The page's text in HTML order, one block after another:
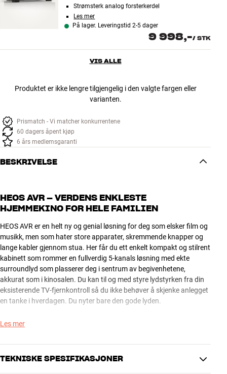
Strømsterk analog forsterkerdel
Les mer
På lager. Leveringstid 2-5 dager
9 998,-/ STK
VIS ALLE
Produktet er ikke lengre tilgjengelig i den valgte fargen eller
varianten.
Prismatch - Vi matcher konkurrentene
60 dagers åpent kjøp
6 års medlemsgaranti
BESKRIVELSE
HEOS AVR – VERDENS ENKLESTE
HJEMMEKINO FOR HELE FAMILIEN
HEOS AVR er en helt ny og genial løsning for deg som elsker film og
musikk, men som hater store apparater, skremmende knapper og
lange kabler gjennom stua. Her får du ett enkelt kompakt og stilrent
kabinett som rommer en fullverdig 5-kanals løsning med ekte
surroundlyd som plasserer deg i sentrum av begivenhetene,
akkurat som i kinosalen. Du kan til og med styre lydstyrken fra din
eksisterende TV-fjernkontroll så du ikke behøver å skjenke anlegget
en tanke i hverdagen. Du nyter bare den gode lyden.
Alt du trenger å gjøre for å komme i gang er å velge et passende
hyller. Det er krefter nok til å drive et sett med virkelig gode hi-fi-
høyttalere, og du trenger ikke å kjøpe alt på én gang. Du kan fint
Les mer
TEKNISKE SPESIFIKASJONER